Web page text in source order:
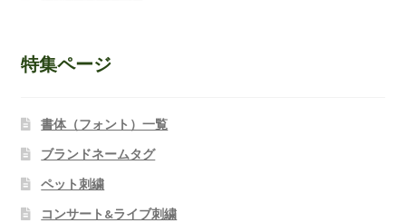
特集ページ
書体（フォント）一覧
ブランドネームタグ
ペット刺繍
コンサート&ライブ刺繍